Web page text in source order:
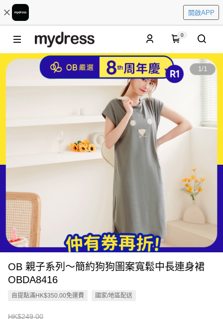
開啟APP
0
1/1
OB 親子系列～簡約狗狗圖案寬鬆中長連身裙
OBDA8416
自提點滿HK$350.00免運費 國家/地區配送
HK$249.00